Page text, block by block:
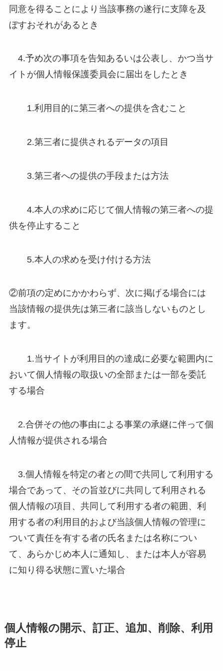
同意を得ることにより当該事務の遂行に支障を及
ぼすおそれがあるとき
4.予め次の事項を告知あるいは公表し、かつ当サ
イトが個人情報保護委員会に届出をしたとき
1.利用目的に第三者への提供を含むこと
2.第三者に提供されるデータの項目
3.第三者への提供の手段または方法
4.本人の求めに応じて個人情報の第三者への提
供を停止すること
5.本人の求めを受け付ける方法
②前項の定めにかかわらず、次に掲げる場合には
当該情報の提供先は第三者に該当しないものとし
ます。
1.当サイトが利用目的の達成に必要な範囲内に
おいて個人情報の取扱いの全部または一部を委託
する場合
2.合併その他の事由による事業の承継に伴って個
人情報が提供される場合
3.個人情報を特定の者との間で共同して利用する
場合であって、その旨並びに共同して利用される
個人情報の項目、共同して利用する者の範囲、利
用する者の利用目的および当該個人情報の管理に
ついて責任を有する者の氏名または名称につい
て、あらかじめ本人に通知し、または本人が容易
に知り得る状態に置いた場合
個人情報の開示、訂正、追加、削除、利用
停止